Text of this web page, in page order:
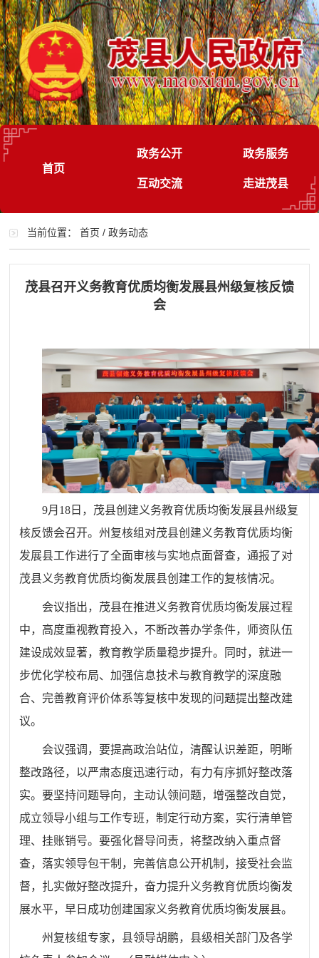
首页
政务公开 政务服务
互动交流 走进茂县
当前位置：首页 /政务动态
茂县召开义务教育优质均衡发展县州级复核反馈
会
9月18日，茂县创建义务教育优质均衡发展县州级复
核反馈会召开。州复核组对茂县创建义务教育优质均衡
发展县工作进行了全面审核与实地点面督查，通报了对
茂县义务教育优质均衡发展县创建工作的复核情况。
会议指出，茂县在推进义务教育优质均衡发展过程
中，高度重视教育投入，不断改善办学条件，师资队伍
建设成效显著，教育教学质量稳步提升。同时，就进一
步优化学校布局、加强信息技术与教育教学的深度融
合、完善教育评价体系等复核中发现的问题提出整改建
议。
会议强调，要提高政治站位，清醒认识差距，明晰
整改路径，以严肃态度迅速行动，有力有序抓好整改落
实。要坚持问题导向，主动认领问题，增强整改自觉，
成立领导小组与工作专班，制定行动方案，实行清单管
理、挂账销号。要强化督导问责，将整改纳入重点督
查，落实领导包干制，完善信息公开机制，接受社会监
督，扎实做好整改提升，奋力提升义务教育优质均衡发
展水平，早日成功创建国家义务教育优质均衡发展县。
州复核组专家，县领导胡鹏，县级相关部门及各学